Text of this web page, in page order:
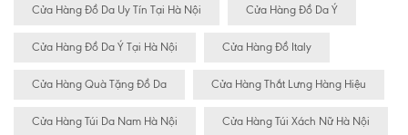
Cửa Hàng Đồ Da Uy Tín Tại Hà Nội Cửa Hàng Đồ Da Ý
Cửa Hàng Đồ Da Ý Tại Hà Nội Cửa Hàng Đồ Italy
Cửa Hàng Quà Tặng Đồ Da Cửa Hàng Thắt Lưng Hàng Hiệu
Cửa Hàng Túi Da Nam Hà Nội Cửa Hàng Túi Xách Nữ Hà Nội